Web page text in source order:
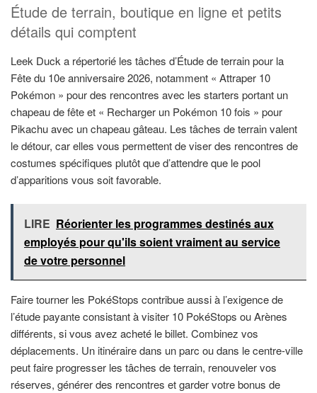
Étude de terrain, boutique en ligne et petits
détails qui comptent
Leek Duck a répertorié les tâches d’Étude de terrain pour la
Fête du 10e anniversaire 2026, notamment « Attraper 10
Pokémon » pour des rencontres avec les starters portant un
chapeau de fête et « Recharger un Pokémon 10 fois » pour
Pikachu avec un chapeau gâteau. Les tâches de terrain valent
le détour, car elles vous permettent de viser des rencontres de
costumes spécifiques plutôt que d’attendre que le pool
d’apparitions vous soit favorable.
LIRE Réorienter les programmes destinés aux
employés pour qu'ils soient vraiment au service
de votre personnel
Faire tourner les PokéStops contribue aussi à l’exigence de
l’étude payante consistant à visiter 10 PokéStops ou Arènes
différents, si vous avez acheté le billet. Combinez vos
déplacements. Un itinéraire dans un parc ou dans le centre-ville
peut faire progresser les tâches de terrain, renouveler vos
réserves, générer des rencontres et garder votre bonus de